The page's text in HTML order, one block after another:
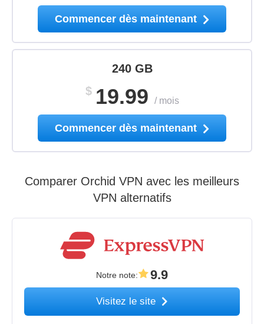
Commencer dès maintenant
240 GB
$ 19.99 / mois
Commencer dès maintenant
Comparer Orchid VPN avec les meilleurs
VPN alternatifs
Notre note: 9.9
Visitez le site